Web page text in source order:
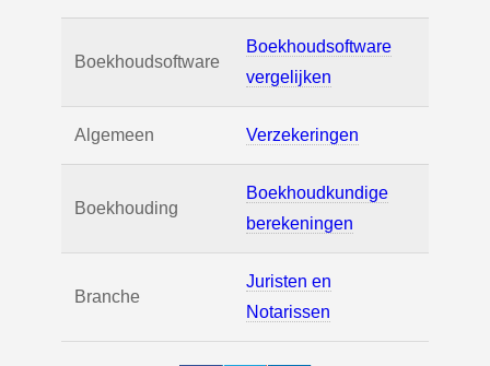
Boekhoudsoftware
Boekhoudsoftware
vergelijken
Algemeen Verzekeringen
Boekhouding
Boekhoudkundige
berekeningen
Branche
Juristen en
Notarissen